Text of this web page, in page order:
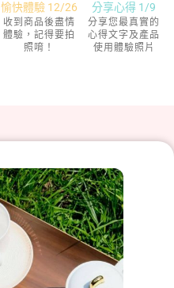
愉快體驗 12/26
收到商品後盡情
體驗，記得要拍
照唷！
分享心得 1/9
分享您最真實的
心得文字及產品
使用體驗照片